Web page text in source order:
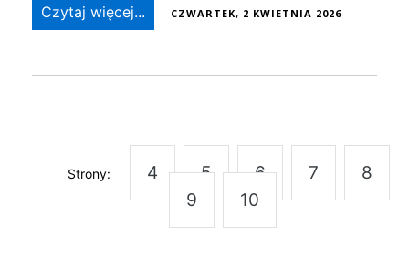
Czytaj więcej... CZWARTEK, 2 KWIETNIA 2026
Strony: 4 5 6 7
8
9
10